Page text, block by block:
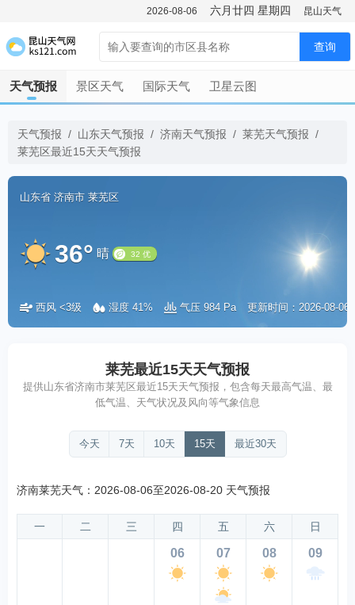
2026-08-06 六月廿四 星期四 昆山天气
查询
天气预报 景区天气 国际天气 卫星云图
天气预报 / 山东天气预报 / 济南天气预报 / 莱芜天气预报 /
莱芜区最近15天天气预报
山东省 济南市 莱芜区
36° 晴
西风 <3级 湿度 41% 气压 984 Pa 更新时间：2026-08-06
莱芜最近15天天气预报
提供山东省济南市莱芜区最近15天天气预报，包含每天最高气温、最
低气温、天气状况及风向等气象信息
今天 7天 10天 15天 最近30天
济南莱芜天气：2026-08-06至2026-08-20 天气预报
一 二 三 四 五 六 日
06 07 08 09